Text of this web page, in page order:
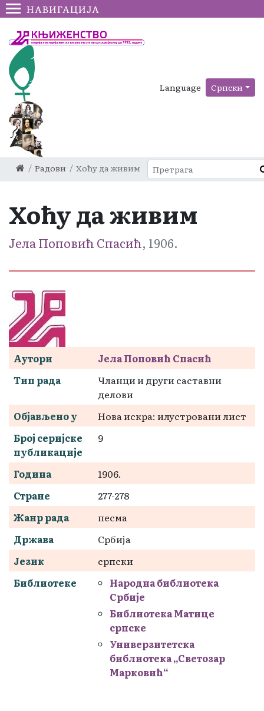
НАВИГАЦИЈА
Language Српски
Радови Хоћу да живим
Хоћу да живим
Јела Поповић Спасић, 1906.
Аутори
Јела Поповић Спасић
Тип рада
Чланци и други саставни
делови
Објављено у
Нова искра: илустровани лист
Број серијске
публикације
9
Година
1906.
Стране
277-278
Жанр рада
песма
Држава
Србија
Језик
српски
Библиотеке
Народна библиотека
Србије
Библиотека Матице
српске
Универзитетска
библиотека „Светозар
Марковић“